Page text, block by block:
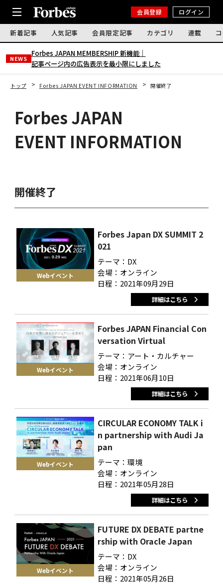
会員登録 ログイン
新着記事 人気記事 会員限定記事 カテゴリ 連載
NEWS
Forbes JAPAN MEMBERSHIP 新機能｜
記事ページ内の広告表示を最小限にしました
トップ Forbes JAPAN EVENT INFORMATION 開催終了
Forbes JAPAN
EVENT INFORMATION
開催終了
Webイベント
Forbes Japan DX SUMMIT 2
021
テーマ：DX
会場：オンライン
日程：2021年09月29日
詳細はこちら
Webイベント
Forbes JAPAN Financial Con
versation Virtual
テーマ：アート・カルチャー
会場：オンライン
日程：2021年06月10日
詳細はこちら
Webイベント
CIRCULAR ECONOMY TALK i
n partnership with Audi Ja
pan
テーマ：環境
会場：オンライン
日程：2021年05月28日
詳細はこちら
Webイベント
FUTURE DX DEBATE partne
rship with Oracle Japan
テーマ：DX
会場：オンライン
日程：2021年05月26日